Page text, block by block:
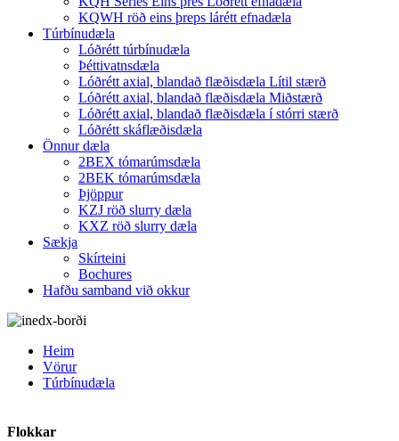
KQWH röð eins þreps lárétt efnadæla
Túrbínudæla
Lóðrétt túrbínudæla
Þéttivatnsdæla
Lóðrétt axial, blandað flæðisdæla Lítil stærð
Lóðrétt axial, blandað flæðisdæla Miðstærð
Lóðrétt axial, blandað flæðisdæla í stórri stærð
Lóðrétt skáflæðisdæla
Önnur dæla
2BEX tómarúmsdæla
2BEK tómarúmsdæla
Þjöppur
KZJ röð slurry dæla
KXZ röð slurry dæla
Sækja
Skírteini
Bochures
Hafðu samband við okkur
Heim
Vörur
Túrbínudæla
Flokkar